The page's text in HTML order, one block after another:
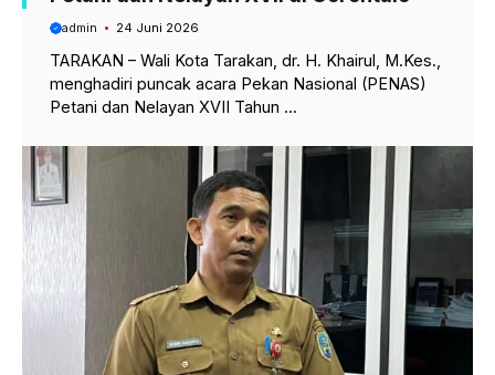
admin 24 Juni 2026
TARAKAN – Wali Kota Tarakan, dr. H. Khairul, M.Kes.,
menghadiri puncak acara Pekan Nasional (PENAS)
Petani dan Nelayan XVII Tahun ...